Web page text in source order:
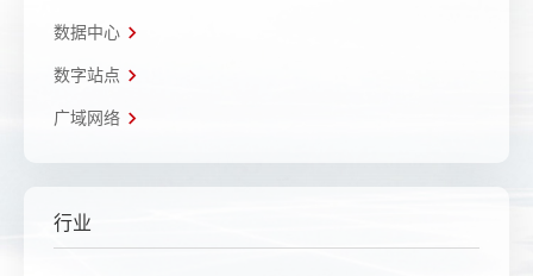
数据中心
数字站点
广域网络
行业